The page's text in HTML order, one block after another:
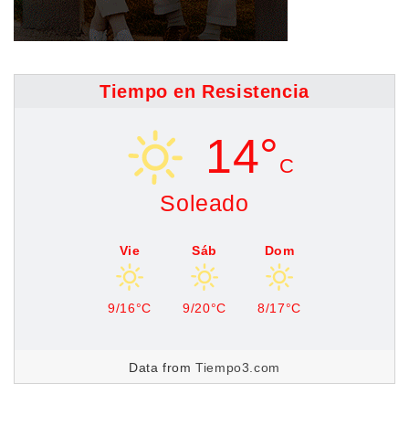
Tiempo en Resistencia
14° C
Soleado
Vie
9/16°C
Sáb
9/20°C
Dom
8/17°C
Data fromTiempo3.com